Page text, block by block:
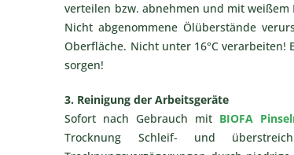
verteilen bzw. abnehmen und mit
Nicht abgenommene Ölüberstände
Oberfläche. Nicht unter 16°C
sorgen!
3. Reinigung der Arbeitsgeräte
Sofort nach Gebrauch mit BIOFA
Trocknung Schleif- und